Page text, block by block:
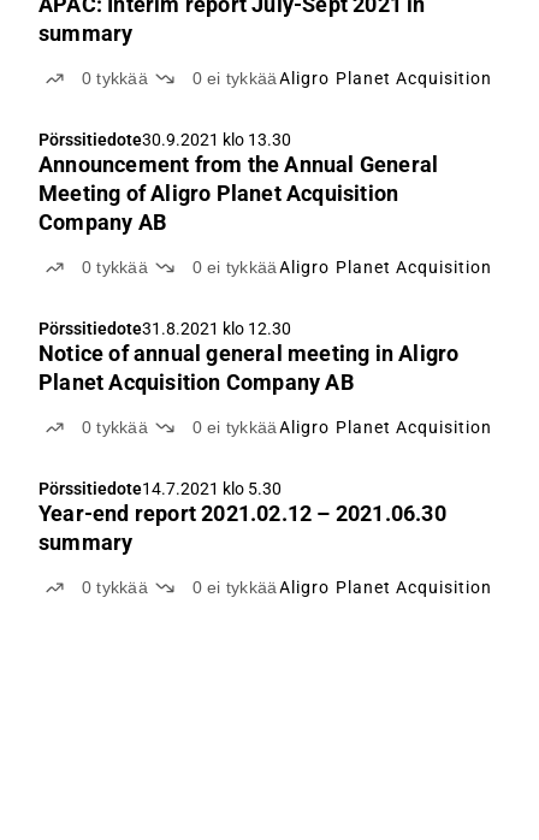
summary
0tykkää 0ei tykkääAligro Planet Acquisition
Pörssitiedote30.9.2021 klo 13.30
Announcement from the Annual General
Meeting of Aligro Planet Acquisition
Company AB
0tykkää 0ei tykkääAligro Planet Acquisition
Pörssitiedote31.8.2021 klo 12.30
Notice of annual general meeting in Aligro
Planet Acquisition Company AB
0tykkää 0ei tykkääAligro Planet Acquisition
Pörssitiedote14.7.2021 klo 5.30
Year-end report 2021.02.12 – 2021.06.30
summary
0tykkää 0ei tykkääAligro Planet Acquisition